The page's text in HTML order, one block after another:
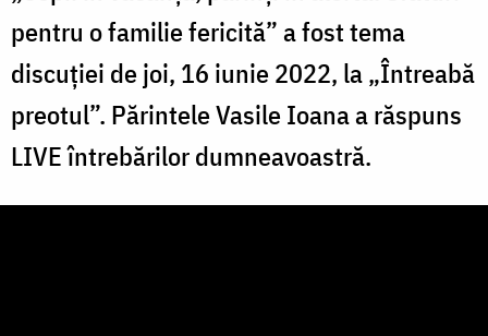
pentru o familie fericită” a fost tema
discuției de joi, 16 iunie 2022, la „Întreabă
preotul”. Părintele Vasile Ioana a răspuns
LIVE întrebărilor dumneavoastră.